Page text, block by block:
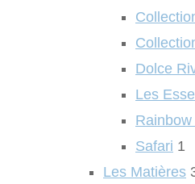
Dolce
Les
Safari 1
Les Matières